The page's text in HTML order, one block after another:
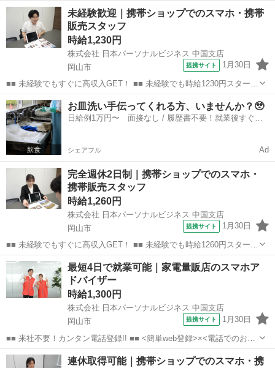
事紹介> で、来社なくお仕事探しが可能です♪ 基本情報を入力したら
電話で希望を伝えるだけでOK★ 営業、ラウンダー、事務のお仕事も
あります♪ ご希...
岡山 津山市 店長
未経験歓迎｜携帯ショップでのスマホ・携帯
販売スタッフ
時給1,230円
株式会社 日本パーソナルビジネス 中国支店
岡山市
提携サイト 1月30日
■■ 未経験でもすぐに高収入GET！ ■■ 未経験でも時給1230円スタート
なので、すぐに高収入!! 社員登用制度もあるので、ゆくゆくは社員に
なんてキャリアアップも目指せます!! ■■ 来社不要！カンタン電話登
録!! ■■...
岡山 岡山市 店長
お皿洗い手伝ってくれる方、いませんか？🥹
日給例1万円〜 面接なし / 履歴書不要！就業後すぐに
シェアフル Ad
完全週休2日制｜携帯ショップでのスマホ・
携帯販売スタッフ
時給1,260円
株式会社 日本パーソナルビジネス 中国支店
岡山市
提携サイト 1月30日
■■ 未経験でもすぐに高収入GET！ ■■ 未経験でも時給1260円スタート
なので、すぐに高収入!! 社員登用制度もあるので、ゆくゆくは社員に
なんてキャリアアップも目指せます!! ■■ 来社不要！カンタン電話登
録!! ■■...
岡山 岡山市 店長
最短4日で就業可能｜家電量販店のスマホア
ドバイザー
時給1,300円
株式会社 日本パーソナルビジネス 中国支店
岡山市
提携サイト 1月30日
■■ 来社不要！カンタン電話登録!! ■■ <簡単web登録>×<電話でのお仕
事紹介> で、来社なくお仕事探しが可能です♪ 基本情報を入力したら
電話で希望を伝えるだけでOK★ 営業、ラウンダー、事務のお仕事も
岡山 岡山市 店長
連休取得可能｜携帯ショップでのスマホ・携